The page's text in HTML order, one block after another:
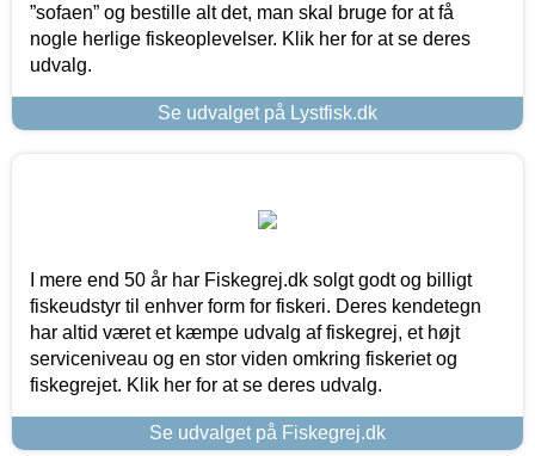
”sofaen” og bestille alt det, man skal bruge for at få
nogle herlige fiskeoplevelser. Klik her for at se deres
udvalg.
Se udvalget på Lystfisk.dk
I mere end 50 år har Fiskegrej.dk solgt godt og billigt
fiskeudstyr til enhver form for fiskeri. Deres kendetegn
har altid været et kæmpe udvalg af fiskegrej, et højt
serviceniveau og en stor viden omkring fiskeriet og
fiskegrejet. Klik her for at se deres udvalg.
Se udvalget på Fiskegrej.dk